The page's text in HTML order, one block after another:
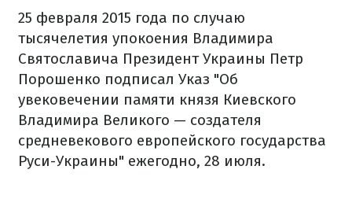
25 февраля 2015 года по случаю
тысячелетия упокоения Владимира
Святославича Президент Украины Петр
Порошенко подписал Указ "Об
увековечении памяти князя Киевского
Владимира Великого — создателя
средневекового европейского государства
Руси-Украины" ежегодно, 28 июля.